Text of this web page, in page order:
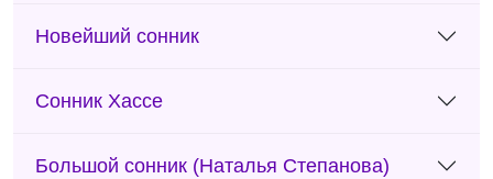
Новейший сонник
Сонник Хассе
Большой сонник (Наталья Степанова)